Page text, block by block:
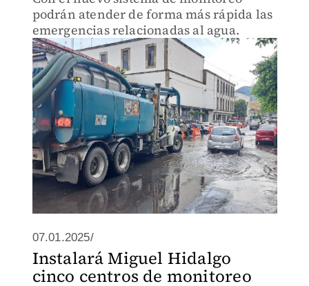
podrán atender de forma más rápida las
emergencias relacionadas al agua.
07.01.2025/
Instalará Miguel Hidalgo
cinco centros de monitoreo